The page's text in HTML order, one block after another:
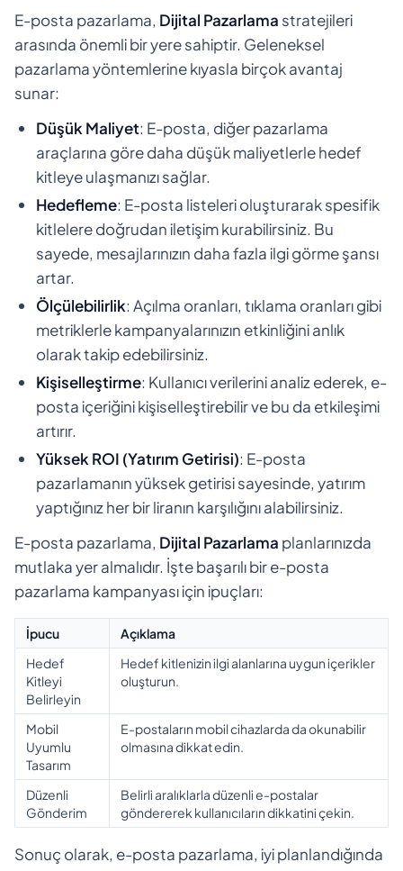
E-posta pazarlama, Dijital Pazarlama stratejileri
arasında önemli bir yere sahiptir. Geleneksel
pazarlama yöntemlerine kıyasla birçok avantaj
sunar:
Düşük Maliyet: E-posta, diğer pazarlama
araçlarına göre daha düşük maliyetlerle hedef
kitleye ulaşmanızı sağlar.
Hedefleme: E-posta listeleri oluşturarak spesifik
kitlelere doğrudan iletişim kurabilirsiniz. Bu
sayede, mesajlarınızın daha fazla ilgi görme şansı
artar.
Ölçülebilirlik: Açılma oranları, tıklama oranları gibi
metriklerle kampanyalarınızın etkinliğini anlık
olarak takip edebilirsiniz.
Kişiselleştirme: Kullanıcı verilerini analiz ederek, e-
posta içeriğini kişiselleştirebilir ve bu da etkileşimi
artırır.
Yüksek ROI (Yatırım Getirisi): E-posta
pazarlamanın yüksek getirisi sayesinde, yatırım
yaptığınız her bir liranın karşılığını alabilirsiniz.
E-posta pazarlama, Dijital Pazarlama planlarınızda
mutlaka yer almalıdır. İşte başarılı bir e-posta
pazarlama kampanyası için ipuçları:
İpucu
Açıklama
Hedef
Kitleyi
Belirleyin
Hedef kitlenizin ilgi alanlarına uygun içerikler
oluşturun.
Mobil
Uyumlu
Tasarım
E-postaların mobil cihazlarda da okunabilir
olmasına dikkat edin.
Düzenli
Gönderim
Belirli aralıklarla düzenli e-postalar
göndererek kullanıcıların dikkatini çekin.
Sonuç olarak, e-posta pazarlama, iyi planlandığında